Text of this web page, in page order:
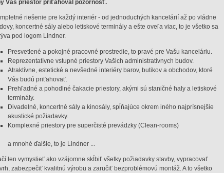
Váš priestor priťahoval pozornosť.
riešenie pre každý interiér - od jednoduchých kancelárií až po vládne
koncertné sály alebo letiskové terminály a ešte oveľa viac, to je všetko sa
pod logom Lindner.
Presvetlené a pokojné pracovné prostredie, to pravé pre Vašu kanceláriu.
Reprezentatívne vstupné priestory Vašich administratívnych budov.
Atraktívne, estetické a nevšedné interiéry barov, butikov a obchodov, ktoré
Vás budú priťahovať.
Prehľadné a pohodlné čakacie priestory, akými sú staničné haly a letiskové
terminály.
Divadelné, koncertné sály a kinosály, spĺňajúce okrem iného najprísnejšie
akustické požiadavky.
Komplexné priestory pre superčisté prevádzky (Clean-rooms)
a mnohé ďalšie, to je Lindner ...
len vymyslieť ako vzájomne skĺbiť všetky požiadavky stavby, vypracovať
zabezpečiť kvalitnú výrobu a zaručiť bezproblémovú montáž. A to všetko